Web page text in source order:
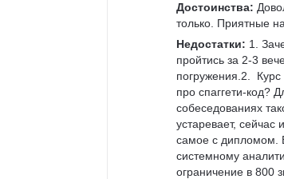
Достоинства:
только. Приятные
Недостатки: 1.
пройтись за 2-3
погружения.2.
про спаггети-код?
собеседованиях
устаревает,
самое с дипломом.
системному
ограничение в 800